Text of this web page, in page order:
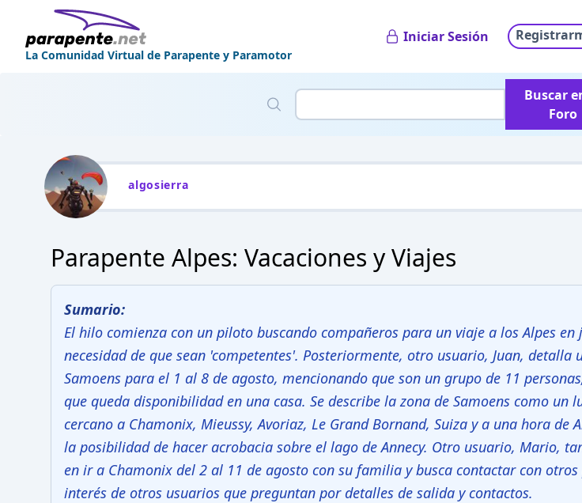
La Comunidad Virtual de Parapente y Paramotor
Iniciar Sesión
Buscar
Foro
algosierra
Parapente Alpes: Vacaciones y Viajes
Sumario:
El hilo comienza con un piloto buscando compañeros para un viaje a los Alpes
necesidad de que sean 'competentes'. Posteriormente, otro usuario, Juan, detalla
Samoens para el 1 al 8 de agosto, mencionando que son un grupo de 11
que queda disponibilidad en una casa. Se describe la zona de Samoens como un
cercano a Chamonix, Mieussy, Avoriaz, Le Grand Bornand, Suiza y a una hora de
la posibilidad de hacer acrobacia sobre el lago de Annecy. Otro usuario, Mario,
en ir a Chamonix del 2 al 11 de agosto con su familia y busca contactar con
interés de otros usuarios que preguntan por detalles de salida y contactos.